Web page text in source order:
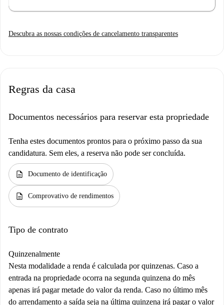
Descubra as nossas condições de cancelamento transparentes
Regras da casa
Documentos necessários para reservar esta propriedade
Tenha estes documentos prontos para o próximo passo da sua
candidatura. Sem eles, a reserva não pode ser concluída.
description Documento de identificação
description Comprovativo de rendimentos
Tipo de contrato
Quinzenalmente
Nesta modalidade a renda é calculada por quinzenas. Caso a
entrada na propriedade ocorra na segunda quinzena do mês
apenas irá pagar metade do valor da renda. Caso no último mês
do arrendamento a saída seja na última quinzena irá pagar o valor